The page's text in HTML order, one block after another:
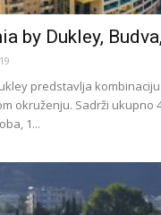
by Dukley,
predstavlja
okruženju. Sadrži ukupno
1...